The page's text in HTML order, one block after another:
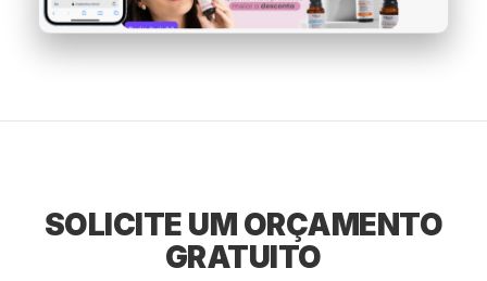
SOLICITE UM ORÇAMENTO
GRATUITO